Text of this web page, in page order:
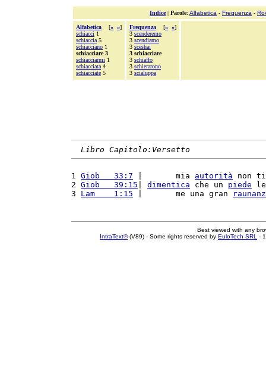
Indice| Parole: Alfabetica - Frequenza -
Alfabetica [« »]
schiacci 1
schiaccia 5
schiacciano 1
schiacciare 3
schiacciarmi 1
schiacciata 4
schiacciate 5
Frequenza [« »]
3 scenderemo
3 scendiamo
3 sceshai
3 schiacciare
3 schiaffo
3 schierarono
3 scialuppa
Libro Capitolo:Versetto
1 Giob   33:7 |       mia autorità non
2 Giob   39:15 dimentica che un piede
3 Lam    1:15 |       me una gran
Best viewed with any
IntraText®(V89) - Some rights reserved by EuloTech SRL -